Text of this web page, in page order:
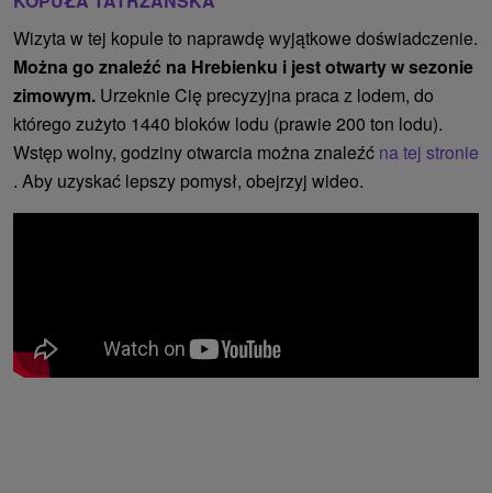
Wizyta w tej kopule to naprawdę wyjątkowe doświadczenie.
Można go znaleźć na Hrebienku i jest otwarty w sezonie
zimowym. Urzeknie Cię precyzyjna praca z lodem, do
którego zużyto 1440 bloków lodu (prawie 200 ton lodu).
Wstęp wolny, godziny otwarcia można znaleźć na tej stronie
. Aby uzyskać lepszy pomysł, obejrzyj wideo.